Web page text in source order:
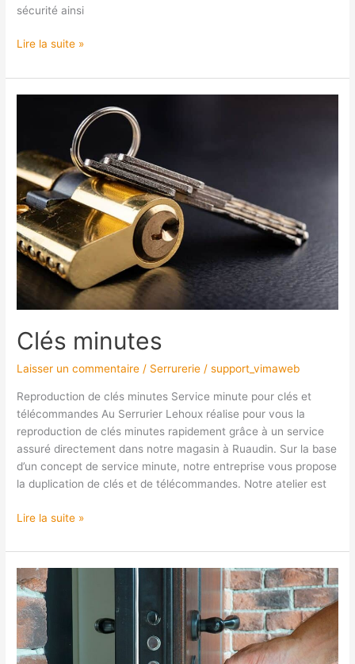
sécurité ainsi
Lire la suite »
Clés minutes
Laisser un commentaire / Serrurerie /support_vimaweb
Reproduction de clés minutes Service minute pour clés et
télécommandes Au Serrurier Lehoux réalise pour vous la
reproduction de clés minutes rapidement grâce à un service
assuré directement dans notre magasin à Ruaudin. Sur la base
d’un concept de service minute, notre entreprise vous propose
la duplication de clés et de télécommandes. Notre atelier est
Lire la suite »
Dépannage